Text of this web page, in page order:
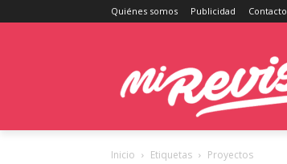
Quiénes somos Publicidad Contacto
Inicio Etiquetas Proyectos